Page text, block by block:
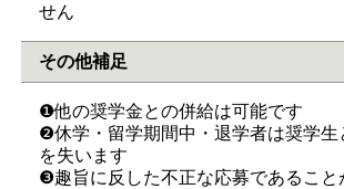
せん
その他補足
❶他の奨学金との併給は可能です
❷休学・留学期間中・退学者は奨学生
を失います
❸趣旨に反した不正な応募であること